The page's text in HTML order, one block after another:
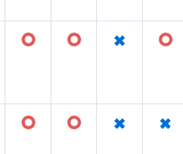
○ ○ × ○
○ ○ × ×